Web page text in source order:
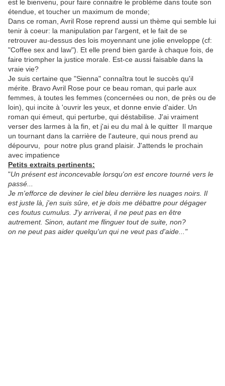
est le bienvenu, pour faire connaitre le problème dans toute son
étendue, et toucher un maximum de monde;
Dans ce roman, Avril Rose reprend aussi un thème qui semble lui
tenir à coeur: la manipulation par l'argent, et le fait de se
retrouver au-dessus des lois moyennant une jolie enveloppe (cf:
"Coffee sex and law"). Et elle prend bien garde à chaque fois, de
faire triompher la justice morale. Est-ce aussi faisable dans la
vraie vie?
Je suis certaine que "Sienna" connaîtra tout le succès qu'il
mérite. Bravo Avril Rose pour ce beau roman, qui parle aux
femmes, à toutes les femmes (concernées ou non, de près ou de
loin), qui incite à 'ouvrir les yeux, et donne envie d'aider. Un
roman qui émeut, qui perturbe, qui déstabilise. J'ai vraiment
verser des larmes à la fin, et j'ai eu du mal à le quitter Il marque
un tournant dans la carrière de l'auteure, qui nous prend au
dépourvu, pour notre plus grand plaisir. J'attends le prochain
avec impatience
Petits extraits pertinents:
"Un présent est inconcevable lorsqu'on est encore tourné vers le
passé...
Je m'efforce de deviner le ciel bleu derrière les nuages noirs. Il
est juste là, j'en suis sûre, et je dois me débattre pour dégager
ces foutus cumulus. J'y arriverai, il ne peut pas en être
autrement. Sinon, autant me flinguer tout de suite, non?
on ne peut pas aider quelqu'un qui ne veut pas d'aide..."